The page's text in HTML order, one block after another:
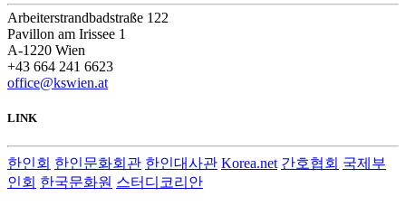
Arbeiterstrandbadstraße 122
Pavillon am Irissee 1
A-1220 Wien
+43 664 241 6623
office@kswien.at
LINK
한인회 한인문화회관 한인대사관 Korea.net 간호협회 국제부
인회 한국문화원 스터디코리안